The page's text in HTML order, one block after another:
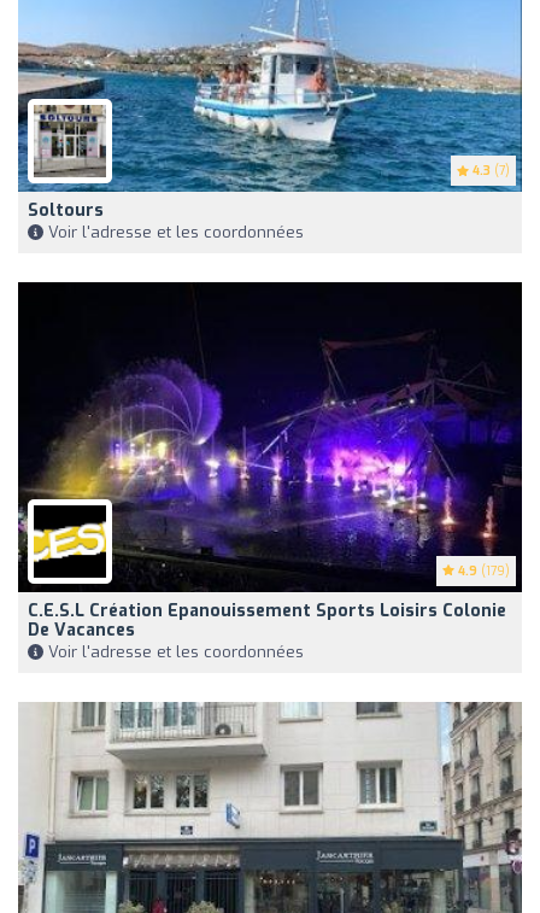
4.3 (7)
Soltours
Voir l'adresse et les coordonnées
4.9 (179)
C.E.S.L Création Epanouissement Sports Loisirs Colonie
De Vacances
Voir l'adresse et les coordonnées